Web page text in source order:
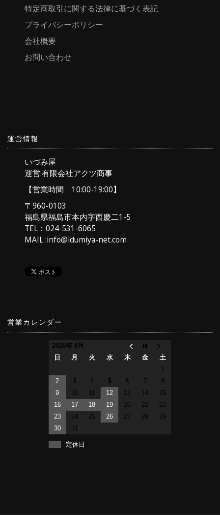
特定商取引に関する法律に基づく表記
プライバシーポリシー
会社概要
お問い合わせ
運営情報
いづみ屋
運営:有限会社アクツ商事
【営業時間 10:00-19:00】
〒960-0103
福島県福島市本内字西慶二1-5
TEL：024-531-6065
MAIL :info@idumiya-net.com
営業カレンダー
2026年 8月
日
月 火 水 木 金
土
1
2
3 4 5 6 7
8
9
10 11 12 13 14
15
16
17 18 19 20 21
22
23
24 25 26 27 28
29
30
31
定休日